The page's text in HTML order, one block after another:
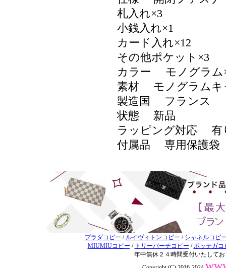
札入れ×3
小銭入れ×1
カード入れ×12
その他ポケット×3
カラー モノグラム
素材 モノグラムキ
製造国 フランス
状態 新品
ラッピング対応
付属品 専用保護袋
プラダコピー / ルイヴィトンコピー / シャネルコピ
MIUMIUコピー / トリーバーチコピー /ボッテガコ
年中無休２４時間受付いたして